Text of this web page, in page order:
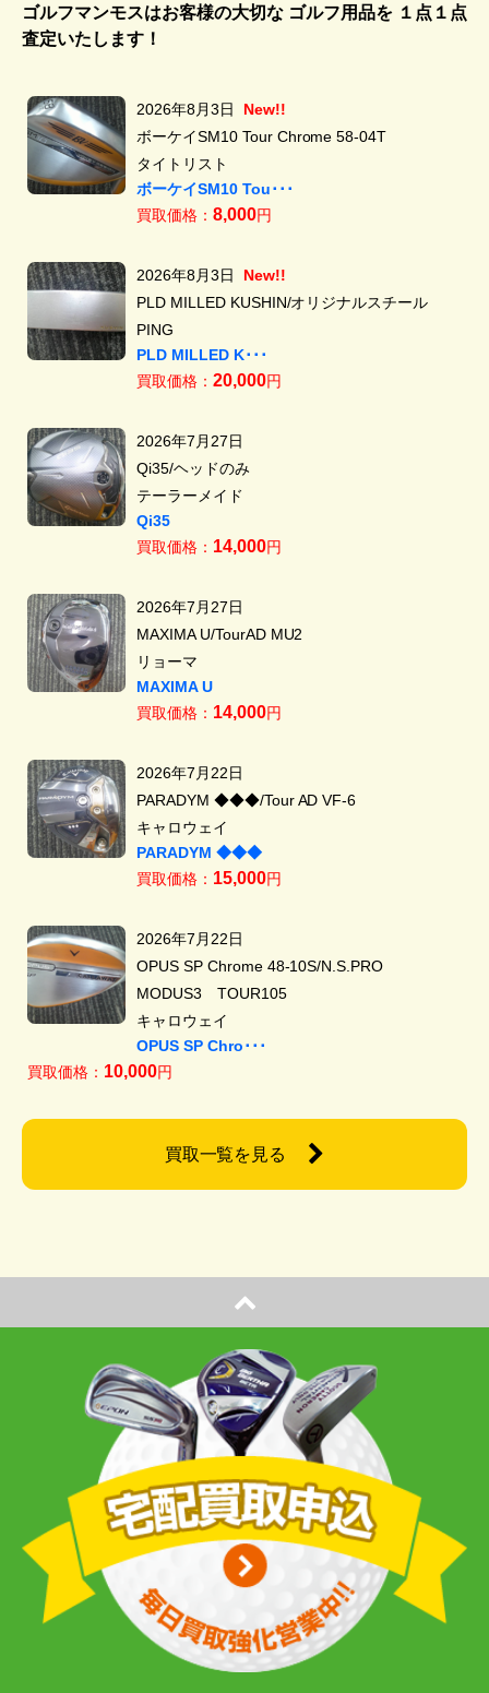
ゴルフマンモスはお客様の大切な ゴルフ用品を１点１点
査定いたします！
2026年8月3日
New!!
ボーケイSM10 Tour Chrome 58-04T
タイトリスト
ボーケイSM10 Tou･･･
買取価格： 8,000円
2026年8月3日
New!!
PLD MILLED KUSHIN/オリジナルスチール
PING
PLD MILLED K･･･
買取価格： 20,000円
2026年7月27日
Qi35/ヘッドのみ
テーラーメイド
Qi35
買取価格： 14,000円
2026年7月27日
MAXIMA U/TourAD MU2
リョーマ
MAXIMA U
買取価格： 14,000円
2026年7月22日
PARADYM ◆◆◆/Tour AD VF-6
キャロウェイ
PARADYM ◆◆◆
買取価格： 15,000円
2026年7月22日
OPUS SP Chrome 48-10S/N.S.PRO
MODUS3 TOUR105
キャロウェイ
OPUS SP Chro･･･
買取価格： 10,000円
買取一覧を見る